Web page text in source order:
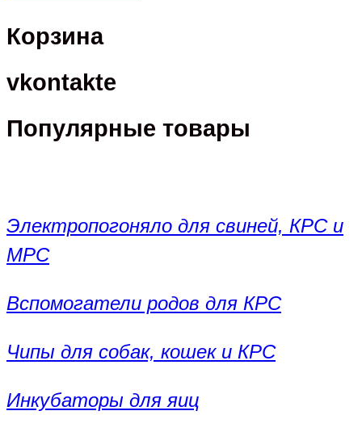
Корзина
vkontakte
Популярные товары
Электропогоняло для свиней, КРС и
МРС
Вспомогатели родов для КРС
Чипы для собак, кошек и КРС
Инкубаторы для яиц